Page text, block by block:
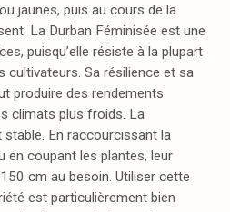
jaunes, puis au cours de la
La Durban Féminisée est une
puisqu’elle résiste à la plupart
cultivateurs. Sa résilience et sa
produire des rendements
climats plus froids. La
En raccourcissant la
en coupant les plantes, leur
cm au besoin. Utiliser cette
est particulièrement bien